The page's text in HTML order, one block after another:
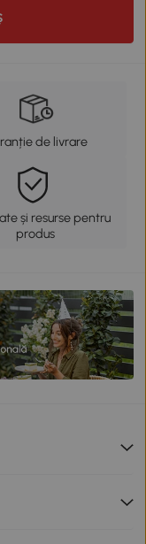
de livrare
și resurse pentru
produs